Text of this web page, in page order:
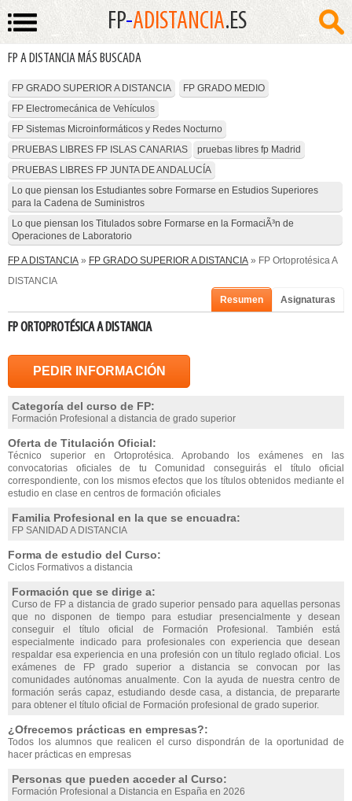
FP-ADISTANCIA.ES
FP A DISTANCIA MÁS BUSCADA
FP GRADO SUPERIOR A DISTANCIA
FP GRADO MEDIO
FP Electromecánica de Vehículos
FP Sistemas Microinformáticos y Redes Nocturno
PRUEBAS LIBRES FP ISLAS CANARIAS
pruebas libres fp Madrid
PRUEBAS LIBRES FP JUNTA DE ANDALUCÍA
Lo que piensan los Estudiantes sobre Formarse en Estudios Superiores
para la Cadena de Suministros
Lo que piensan los Titulados sobre Formarse en la FormaciÃ³n de
Operaciones de Laboratorio
FP A DISTANCIA » FP GRADO SUPERIOR A DISTANCIA » FP Ortoprotésica A
DISTANCIA
Resumen
Asignaturas
FP ORTOPROTÉSICA A DISTANCIA
PEDIR INFORMACIÓN
Categoría del curso de FP:
Formación Profesional a distancia de grado superior
Oferta de Titulación Oficial:
Técnico superior en Ortoprotésica. Aprobando los exámenes en las
convocatorias oficiales de tu Comunidad conseguirás el título oficial
correspondiente, con los mismos efectos que los títulos obtenidos mediante el
estudio en clase en centros de formación oficiales
Familia Profesional en la que se encuadra:
FP SANIDAD A DISTANCIA
Forma de estudio del Curso:
Ciclos Formativos a distancia
Formación que se dirige a:
Curso de FP a distancia de grado superior pensado para aquellas personas
que no disponen de tiempo para estudiar presencialmente y desean
conseguir el título oficial de Formación Profesional. También está
especialmente indicado para profesionales con experiencia que desean
respaldar esa experiencia en una profesión con un título reglado oficial. Los
exámenes de FP grado superior a distancia se convocan por las
comunidades autónomas anualmente. Con la ayuda de nuestra centro de
formación serás capaz, estudiando desde casa, a distancia, de prepararte
para obtener el título oficial de Formación profesional de grado superior.
¿Ofrecemos prácticas en empresas?:
Todos los alumnos que realicen el curso dispondrán de la oportunidad de
hacer prácticas en empresas
Personas que pueden acceder al Curso:
Formación Profesional a Distancia en España en 2026